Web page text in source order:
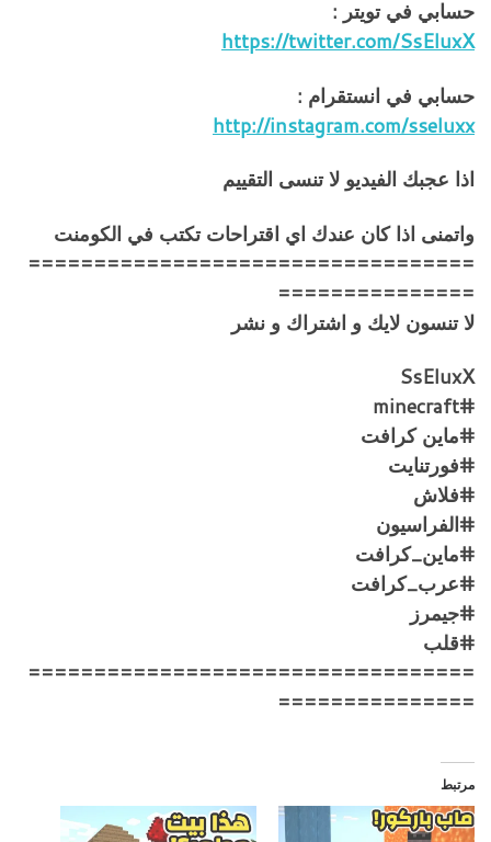
حسابي في تويتر :
https://twitter.com/SsEluxX
حسابي في انستقرام :
http://instagram.com/sseluxx
اذا عجبك الفيديو لا تنسى التقييم
واتمنى اذا كان عندك اي اقتراحات تكتب في الكومنت
==================================
===============
لا تنسون لايك و اشتراك و نشر
SsEluxX
#minecraft
#ماين كرافت
#فورتنايت
#فلاش
#الفراسيون
#ماين_كرافت
#عرب_كرافت
#جيمرز
#قلب
==================================
===============
مرتبط